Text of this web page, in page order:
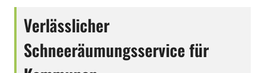
Verlässlicher
Schneeräumungsservice für